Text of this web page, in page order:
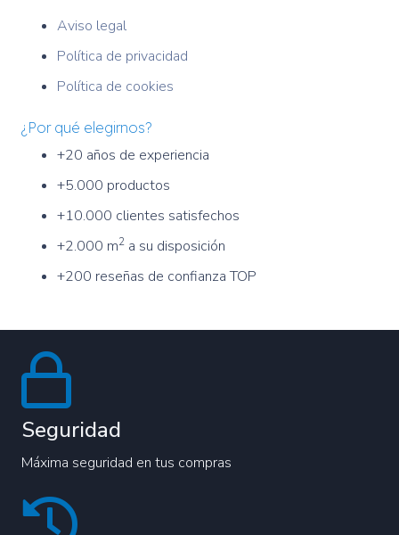
Aviso legal
Política de privacidad
Política de cookies
¿Por qué elegirnos?
+20 años de experiencia
+5.000 productos
+10.000 clientes satisfechos
+2.000 m2 a su disposición
+200 reseñas de confianza TOP
Seguridad
Máxima seguridad en tus compras